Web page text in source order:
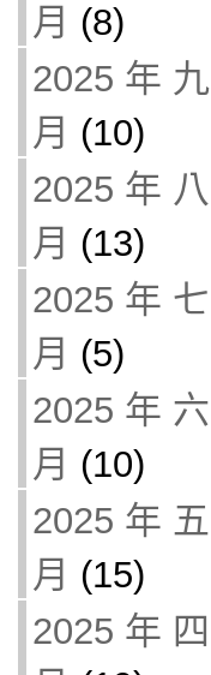
月 (8)
2025 年 九
月 (10)
2025 年 八
月 (13)
2025 年 七
月 (5)
2025 年 六
月 (10)
2025 年 五
月 (15)
2025 年 四